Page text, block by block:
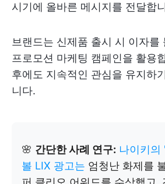
시기에 올바른 메시지를 전달합
브랜드는 신제품 출시 시 이자를
프로모션 마케팅 캠페인을 활용
후에도 지속적인 관심을 유지하
니다.
🌸 간단한 사례 연구: 나이키의
볼 LIX 광고는 엄청난 화제를